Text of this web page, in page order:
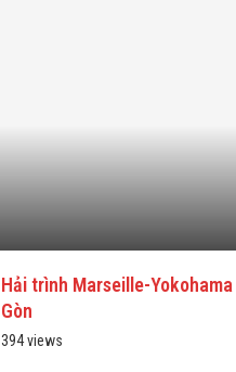
Hải trình Marseille-
Gòn
394 views